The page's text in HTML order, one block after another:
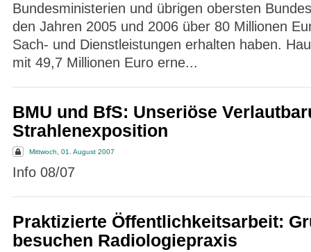
Bundesministerien und übrigen obersten
den Jahren 2005 und 2006 über 80 Millionen
Sach- und Dienstleistungen erhalten haben.
mit 49,7 Millionen Euro erne...
BMU und BfS: Unseriöse
Strahlenexposition
Mittwoch, 01. August 2007
Info 08/07
Praktizierte Öffentlichkeitsarbeit:
besuchen Radiologiepraxis